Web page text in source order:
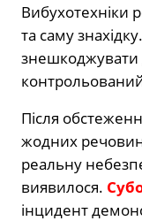
Вибухотехніки
та саму
знешкоджувати
Після
жодних речовин
реальну
виявилося.
інцидент